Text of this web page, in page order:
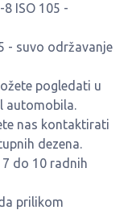
ISO 105 -
- suvo održavanje
pogledati u
automobila.
nas kontaktirati
dezena.
do 10 radnih
prilikom